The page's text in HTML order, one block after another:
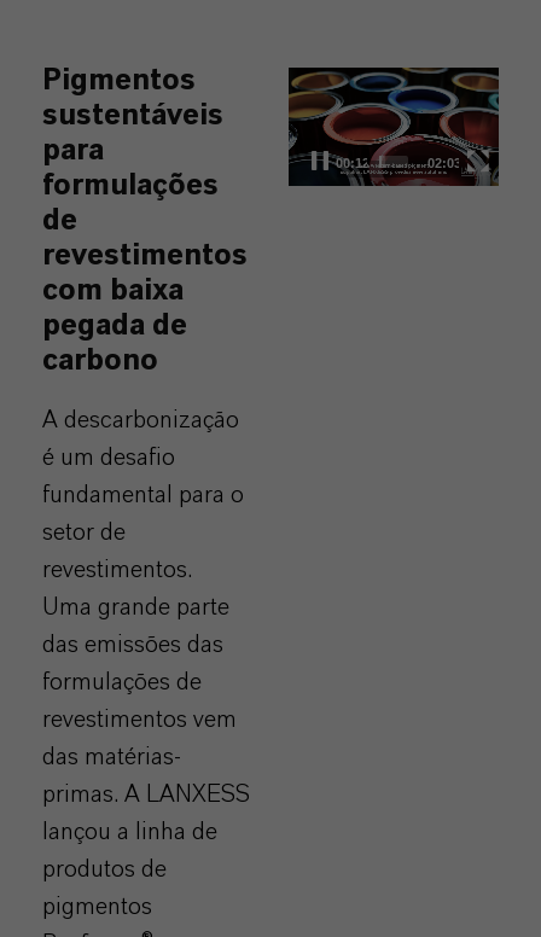
Pigmentos
sustentáveis
para
formulações
de
revestimentos
com baixa
pegada de
carbono
A descarbonização
é um desafio
fundamental para o
setor de
revestimentos.
Uma grande parte
das emissões das
formulações de
revestimentos vem
das matérias-
primas. A LANXESS
lançou a linha de
produtos de
pigmentos
Video
Player
00:13 02:03